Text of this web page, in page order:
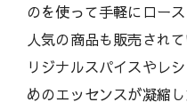
のを使って手軽にロー
人気の商品も販売され
リジナルスパイスやレ
めのエッセンスが凝縮